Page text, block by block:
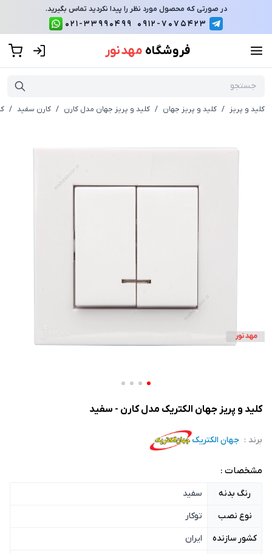
در صورتی که محصول مورد نظر را پیدا نکردید تماس بگیرید.
0912-7075423
021-33990499
فروشگاه مهد نور
کلید و پریز / کلید و پریز جهان / کلید و پریز جهان مدل کارن / کارن سفید /
کلید و پریز جهان الکتریک مدل کارن - سفید
برند : جهان الکتریک
مشخصات :
رنگ بدنه
سفید
نوع نصب
توکار
کشور سازنده
ایران